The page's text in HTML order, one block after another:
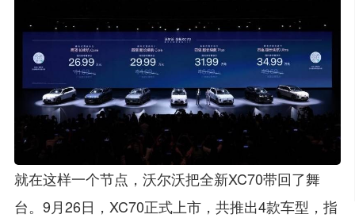
就在这样一个节点，沃尔沃把全新XC70带回了舞
台。9月26日，XC70正式上市，共推出4款车型，指